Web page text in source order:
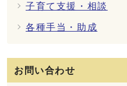
子育て支援・相談
各種手当・助成
お問い合わせ